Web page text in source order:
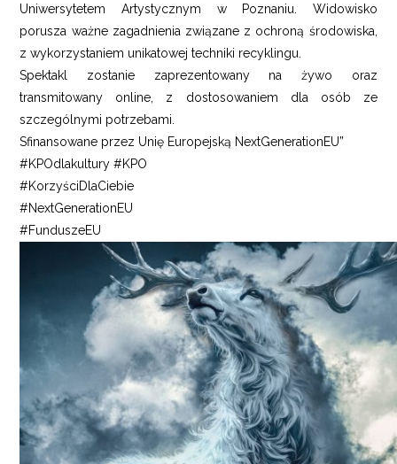
Uniwersytetem Artystycznym w Poznaniu. Widowisko
porusza ważne zagadnienia związane z ochroną środowiska,
z wykorzystaniem unikatowej techniki recyklingu.
Spektakl zostanie zaprezentowany na żywo oraz
transmitowany online, z dostosowaniem dla osób ze
szczególnymi potrzebami.
Sfinansowane przez Unię Europejską NextGenerationEU”
#KPOdlakultury #KPO
#KorzyściDlaCiebie
#NextGenerationEU
#FunduszeEU